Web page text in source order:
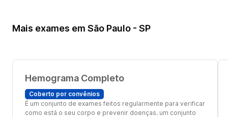
Mais exames em São Paulo - SP
Hemograma Completo
Coberto por convênios
É um conjunto de exames feitos regularmente para verificar
como está o seu corpo e prevenir doenças. um conjunto